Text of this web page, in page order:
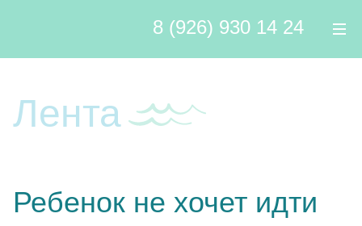
8 (926) 930 14 24
Лента
Ребенок не хочет идти